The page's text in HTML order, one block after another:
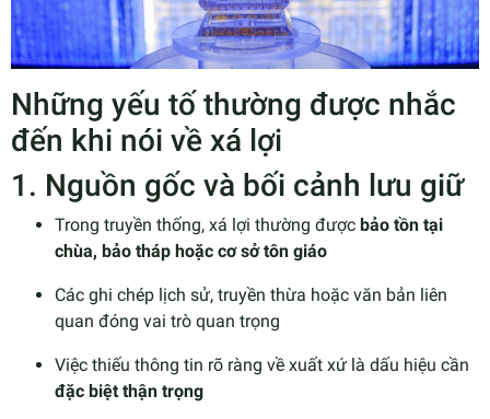
Những yếu tố thường được nhắc
đến khi nói về xá lợi
1. Nguồn gốc và bối cảnh lưu giữ
Trong truyền thống, xá lợi thường được bảo tồn tại
chùa, bảo tháp hoặc cơ sở tôn giáo
Các ghi chép lịch sử, truyền thừa hoặc văn bản liên
quan đóng vai trò quan trọng
Việc thiếu thông tin rõ ràng về xuất xứ là dấu hiệu cần
đặc biệt thận trọng